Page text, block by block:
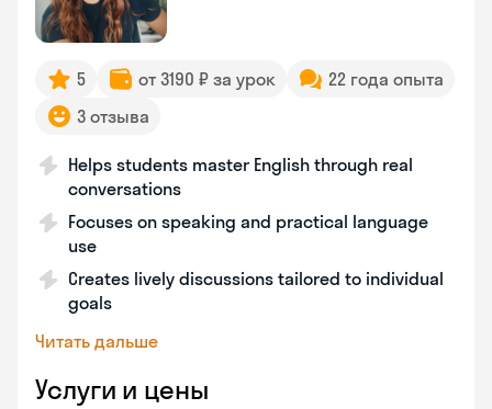
5 от 3190 ₽ за урок
22 года опыта
3 отзыва
Helps students master English through real
conversations
Focuses on speaking and practical language
use
Creates lively discussions tailored to individual
goals
Читать дальше
Услуги и цены